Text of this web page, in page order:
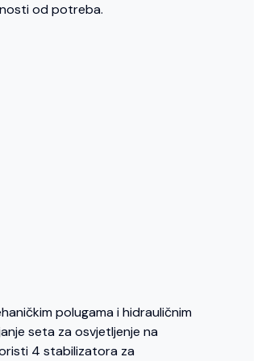
od potreba.
polugama i hidrauličnim
seta za osvjetljenje na
4 stabilizatora za